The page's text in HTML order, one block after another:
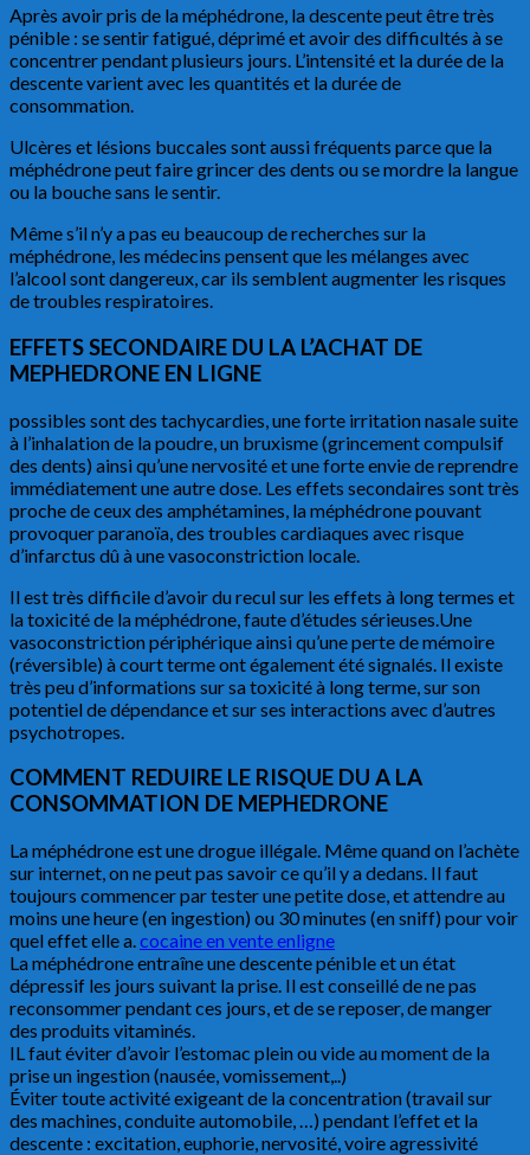
Après avoir pris de la méphédrone, la descente peut être très
pénible : se sentir fatigué, déprimé et avoir des difficultés à se
concentrer pendant plusieurs jours. L’intensité et la durée de la
descente varient avec les quantités et la durée de
consommation.
Ulcères et lésions buccales sont aussi fréquents parce que la
méphédrone peut faire grincer des dents ou se mordre la langue
ou la bouche sans le sentir.
Même s’il n’y a pas eu beaucoup de recherches sur la
méphédrone, les médecins pensent que les mélanges avec
l’alcool sont dangereux, car ils semblent augmenter les risques
de troubles respiratoires.
EFFETS SECONDAIRE DU LA L’ACHAT DE
MEPHEDRONE EN LIGNE
possibles sont des tachycardies, une forte irritation nasale suite
à l’inhalation de la poudre, un bruxisme (grincement compulsif
des dents) ainsi qu’une nervosité et une forte envie de reprendre
immédiatement une autre dose. Les effets secondaires sont très
proche de ceux des amphétamines, la méphédrone pouvant
provoquer paranoïa, des troubles cardiaques avec risque
d’infarctus dû à une vasoconstriction locale.
Il est très difficile d’avoir du recul sur les effets à long termes et
la toxicité de la méphédrone, faute d’études sérieuses.Une
vasoconstriction périphérique ainsi qu’une perte de mémoire
(réversible) à court terme ont également été signalés. Il existe
très peu d’informations sur sa toxicité à long terme, sur son
potentiel de dépendance et sur ses interactions avec d’autres
psychotropes.
COMMENT REDUIRE LE RISQUE DU A LA
CONSOMMATION DE MEPHEDRONE
La méphédrone est une drogue illégale. Même quand on l’achète
sur internet, on ne peut pas savoir ce qu’il y a dedans. Il faut
toujours commencer par tester une petite dose, et attendre au
moins une heure (en ingestion) ou 30 minutes (en sniff) pour voir
quel effet elle a.cocaine en vente enligne
La méphédrone entraîne une descente pénible et un état
dépressif les jours suivant la prise. Il est conseillé de ne pas
reconsommer pendant ces jours, et de se reposer, de manger
des produits vitaminés.
IL faut éviter d’avoir l’estomac plein ou vide au moment de la
prise un ingestion (nausée, vomissement,..)
Éviter toute activité exigeant de la concentration (travail sur
des machines, conduite automobile, …) pendant l’effet et la
descente : excitation, euphorie, nervosité, voire agressivité